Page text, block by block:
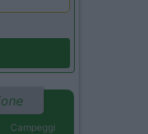
Campeggi